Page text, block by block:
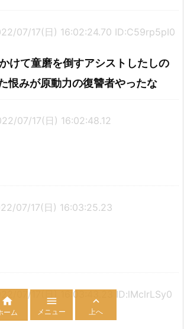
07/17(日) 16:02:24.70 ID:C59rp5pI0
けて童磨を倒すアシストしたしの
恨みが原動力の復讐者やったな
07/17(日) 16:02:48.12
07/17(日) 16:03:25.23
07/17(日) 16:03:43.23 ID:lMclrLSy0

ーム

メニュー

上へ